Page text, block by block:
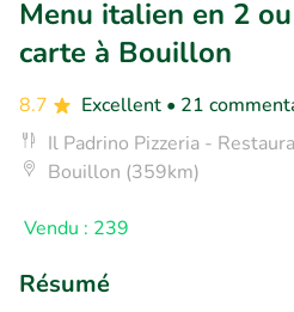
Menu italien en 2
carte à Bouillon
8.7 Excellent • 21
Il Padrino Pizzeria -
Bouillon (359km)
Vendu : 239
Résumé